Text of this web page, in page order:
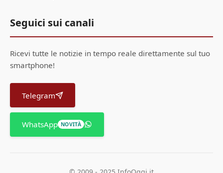
Seguici sui canali
Ricevi tutte le notizie in tempo reale direttamente sul tuo
smartphone!
Telegram
WhatsApp NOVITÀ